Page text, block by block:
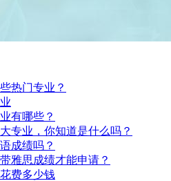
热门专业？
有哪些？
专业，你知道是什么吗？
成绩吗？
雅思成绩才能申请？
费多少钱